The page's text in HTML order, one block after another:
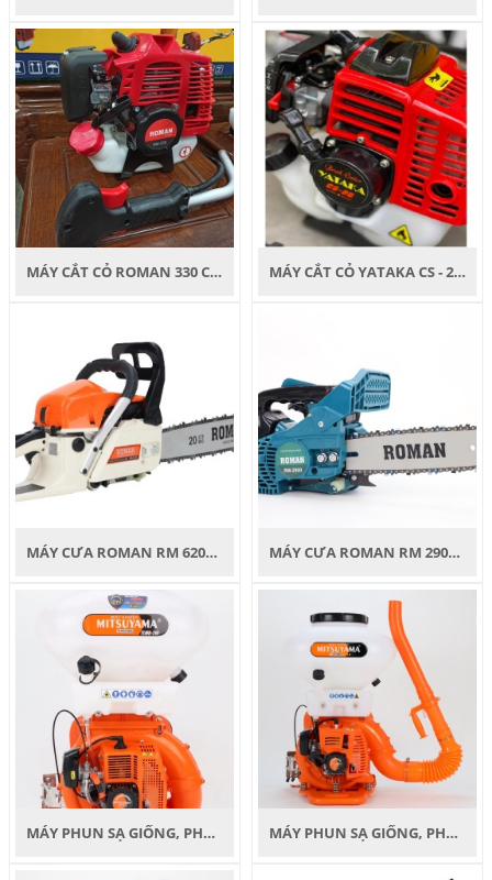
MÁY CẮT CỎ ROMAN 330 CỐ ĐỊNH CẦN ĐỎ ĐEN MÁY CẮT CỎ YATAKA CS - 26 ĐỎ ĐEN
MÁY CƯA ROMAN RM 6200 8KG MÁY CƯA ROMAN RM 2900 5KG
MÁY PHUN SẠ GIỐNG, PHÂN BÓN MITSUYAMA TLMD - 26 MÁY PHUN SẠ GIỐNG, PHÂN BÓN MITSUYAMA TLG - 29